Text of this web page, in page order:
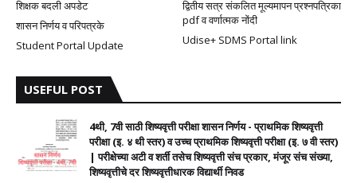
शिक्षक बदली अपडेट
द्वितीय सत्र संकलित मूल्यमापन प्रश्नपत्रिका
pdf व वर्णात्मक नोंदी
शासन निर्णय व परिपत्रके
Udise+ SDMS Portal link
Student Portal Update
USEFUL POST
4थी, 7वी साठी शिष्यवृत्ती परीक्षा शासन निर्णय - प्राथमिक शिष्यवृत्ती
परीक्षा (इ. ४ थी स्तर) व उच्च प्राथमिक शिष्यवृत्ती परीक्षा (इ. ७ वी स्तर)
| परीक्षेच्या अटी व शर्ती तसेच शिष्यवृत्ती संच प्रकार, मंजूर संच संख्या,
शिष्यवृत्तीचे दर शिष्यवृत्तीधारक विद्यार्थी निवड